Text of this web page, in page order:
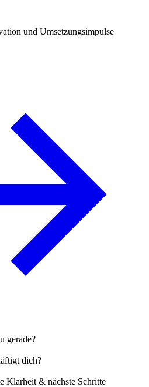
und Umsetzungsimpulse
gerade?
dich?
Klarheit & nächste Schritte